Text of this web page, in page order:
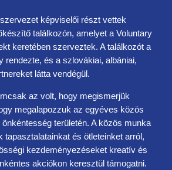
képviselői részt vettek
találkozón, amelyet a Voluntary
keretében szerveztek. A találkozót a
rendezte, és a szlovákiai, albániai,
látta vendégül.
az volt, hogy megismerjük
megalapozzuk az egyéves közös
területén. A közös munka
tapasztalatainkat és ötleteinket arról,
kezdeményezéseket kreatív és
akciókon keresztül támogatni.